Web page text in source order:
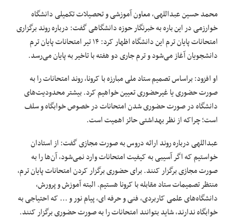
محمد حسین عبداللهی، معاون آموزشی و تحصیلات تکمیلی دانشگاه
خوارزمی در این باره به خبرنگارحوزه دانشگاهیگفت: درباره روند برگزاری
امتحانات پایان ترم این دانشگاه اظهار کرد: ۱۴ تیر امتحانات پایان ترم
دانشجویان آغاز می‌شود و ترم جاری دو هفته با تاخیر به پایان می‌رسد.
او افزود: براساس تصمیم ستاد ملی مبارزه با کرونا، روند امتحانات را به
صورت حضوری یا غیرحضوری تعیین خواهیم کرد. بیشتر محدودیت‌های
دانشگاه در صورت حضوری شدن امتحانات در خصوص خوابگاه و سلف
است؛ چراکه از نظر بهداشتی حائز اهمیت است.
عبداللهی درباره روند ارائه دروس به صورت مجازی گفت: از استادان
خواستیم که اگر آسیبی به کیفیت امتحانات وارد نمی‌شود، آن‌ها را به
صورت مجازی برگزار کنند. برای حضوری برگزار کردن امتحانات پایان ترم،
منتظر تصمیمات ستاد مقابله با کرونا هستیم. البته آموزش و پرورش،
دانشگاه‌های علمی کاربردی، فنی و حرفه ای، پیام نور و ... که احتیاجی به
خوابگاه ندارند، شاید بتوانند امتحانات را به صورت حضوری برگزار کنند.